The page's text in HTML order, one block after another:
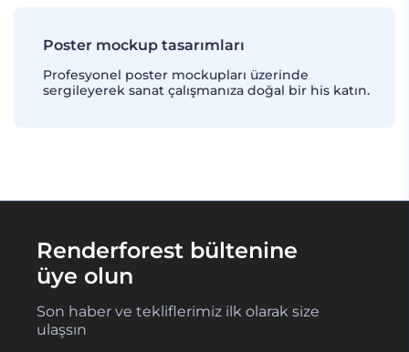
Poster mockup tasarımları
Profesyonel poster mockupları üzerinde
sergileyerek sanat çalışmanıza doğal bir his katın.
Renderforest bültenine
üye olun
Son haber ve tekliflerimiz ilk olarak size
ulaşsın